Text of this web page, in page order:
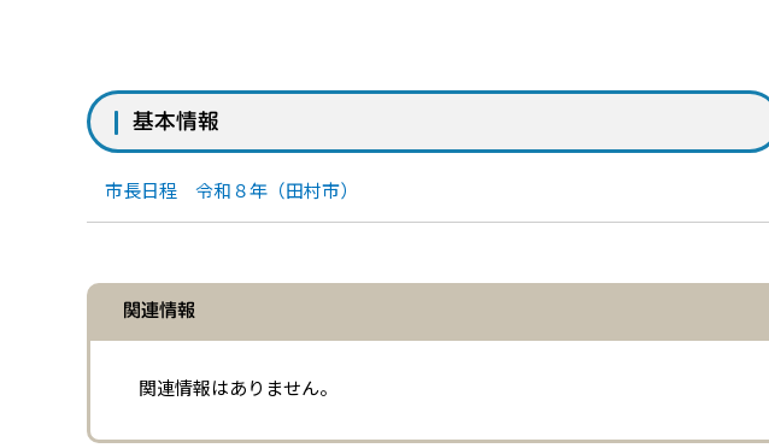
基本情報
市長日程 令和８年（田村市）
関連情報
関連情報はありません。